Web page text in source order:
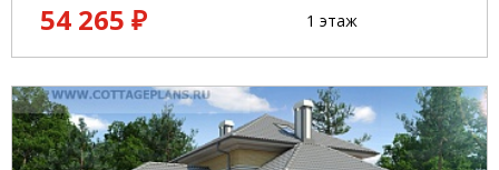
54 265 ₽
1 этаж